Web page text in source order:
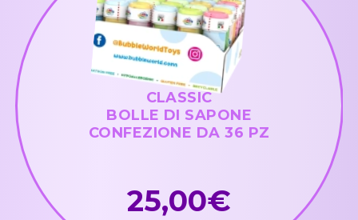
CLASSIC
BOLLE DI SAPONE
CONFEZIONE DA 36 PZ
25,00€